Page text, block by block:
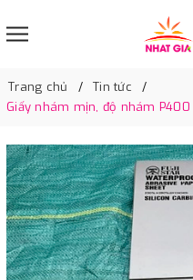
Trang chủ
Tin tức
Giấy nhám mịn, độ nhám P400